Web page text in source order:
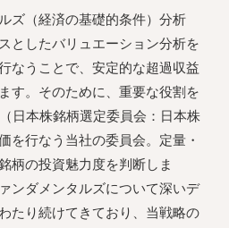
ズ（経済の基礎的条件）分析
としたバリュエーション分析を
なうことで、安定的な超過収益
す。そのために、重要な役割を
日本株銘柄選定委員会：日本株
を行なう当社の委員会。定量・
柄の投資魅力度を判断しま
ンダメンタルズについて深いデ
たり続けてきており、当戦略の